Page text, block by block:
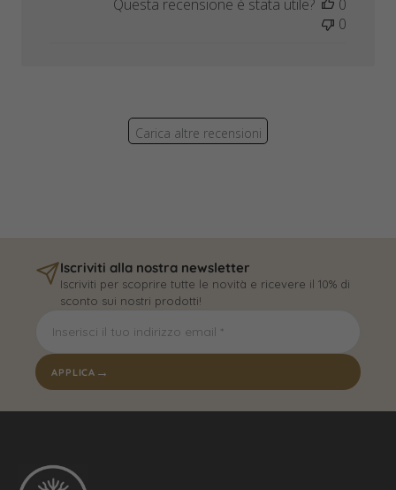
pubblicazione
Questa recensione è stata utile?
0
0
Carica altre recensioni
Iscriviti alla nostra newsletter
Iscriviti per scoprire tutte le novità e ricevere il 10% di
sconto sui nostri prodotti!
APPLICA →